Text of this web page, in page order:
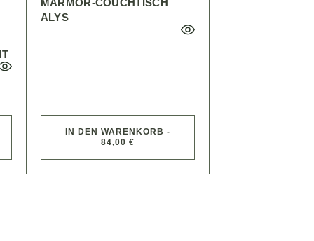
MARMOR-COUCHTISCH
ALYS
IN DEN WARENKORB -
84,00 €